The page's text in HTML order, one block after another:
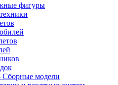
фигуры
Сборные модели